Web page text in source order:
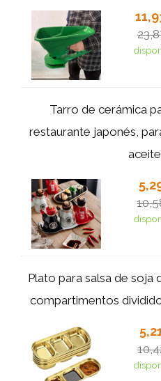
Tarro de cerámica
restaurante japonés,
aceite
Plato para salsa de soja
compartimentos